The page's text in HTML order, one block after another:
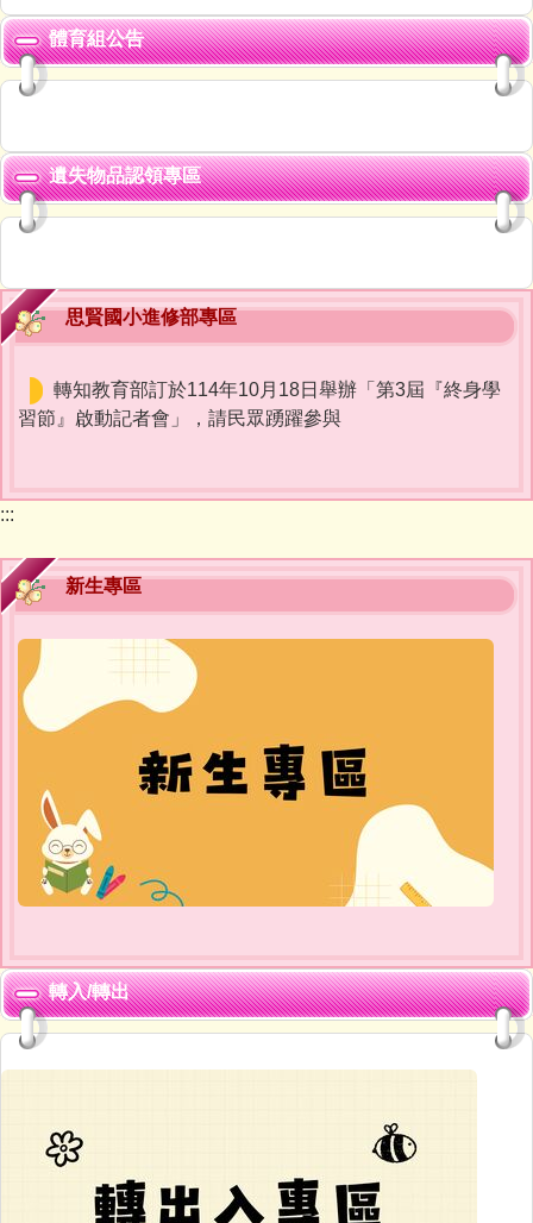
體育組公告
遺失物品認領專區
思賢國小進修部專區
轉知教育部訂於114年10月18日舉辦「第3屆『終身學
習節』啟動記者會」，請民眾踴躍參與
:::
新生專區
轉入/轉出